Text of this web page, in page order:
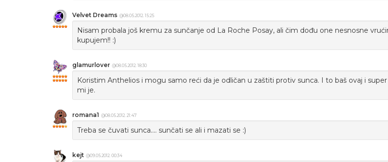
Velvet Dreams @08.05.2012. 15:25
Nisam probala još kremu za sunčanje od La Roche Posay, ali čim dođu one nesnosne
kupujem!! :)
glamurlover @08.05.2012. 18:30
Koristim Anthelios i mogu samo reći da je odličan u zaštiti protiv sunca. I to baš ovaj i super
mi je.
romana1 @08.05.2012. 21:47
Treba se čuvati sunca.... sunčati se ali i mazati se :)
kejt @09.05.2012. 00:34